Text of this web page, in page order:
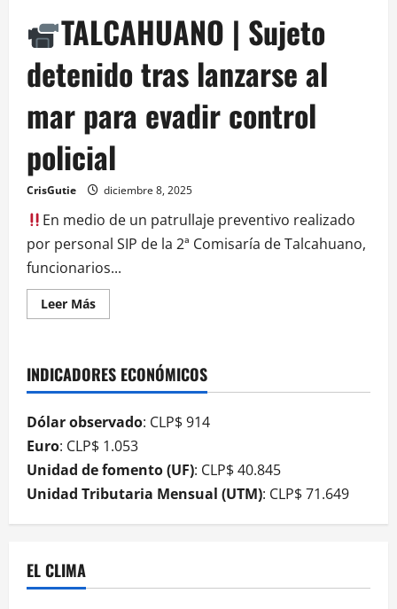
TALCAHUANO | Sujeto
detenido tras lanzarse al
mar para evadir control
policial
CrisGutie diciembre 8, 2025
En medio de un patrullaje preventivo realizado
por personal SIP de la 2ª Comisaría de Talcahuano,
funcionarios...
Leer Más
INDICADORES ECONÓMICOS
Dólar observado: CLP$ 914
Euro: CLP$ 1.053
Unidad de fomento (UF): CLP$ 40.845
Unidad Tributaria Mensual (UTM): CLP$ 71.649
EL CLIMA